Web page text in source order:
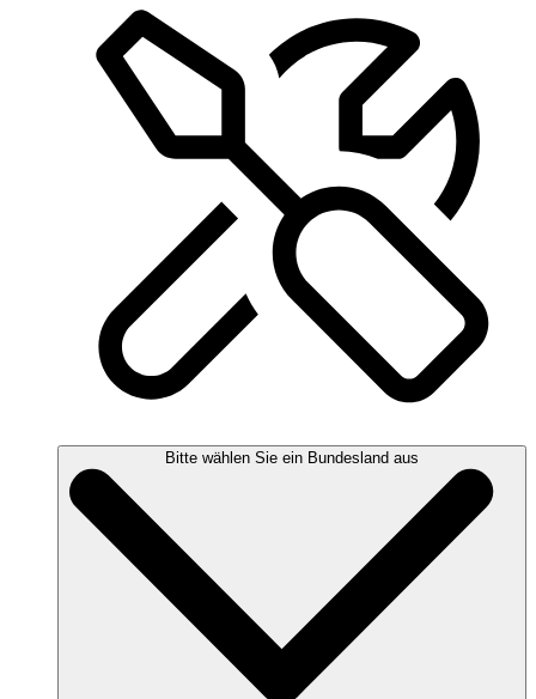
Bitte wählen Sie ein Bundesland aus